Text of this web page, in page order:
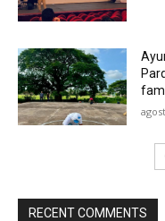
RECENT COMMENTS